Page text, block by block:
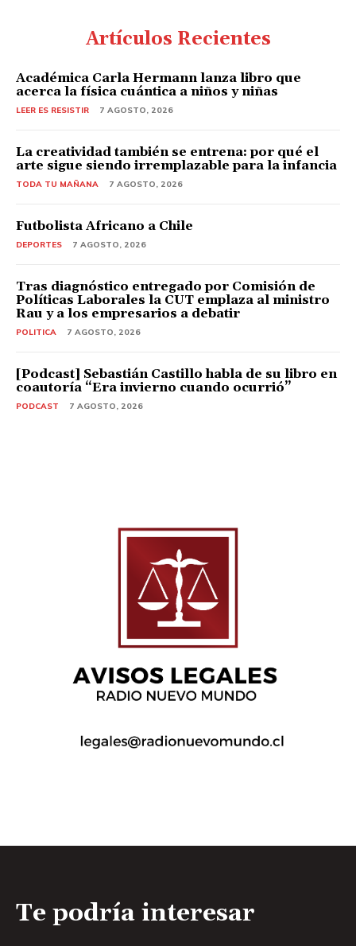
Artículos Recientes
Académica Carla Hermann lanza libro que
acerca la física cuántica a niños y niñas
LEER ES RESISTIR 7 AGOSTO, 2026
La creatividad también se entrena: por qué el
arte sigue siendo irremplazable para la infancia
TODA TU MAÑANA 7 AGOSTO, 2026
Futbolista Africano a Chile
DEPORTES 7 AGOSTO, 2026
Tras diagnóstico entregado por Comisión de
Políticas Laborales la CUT emplaza al ministro
Rau y a los empresarios a debatir
POLITICA 7 AGOSTO, 2026
[Podcast] Sebastián Castillo habla de su libro en
coautoría “Era invierno cuando ocurrió”
PODCAST 7 AGOSTO, 2026
Te podría interesar